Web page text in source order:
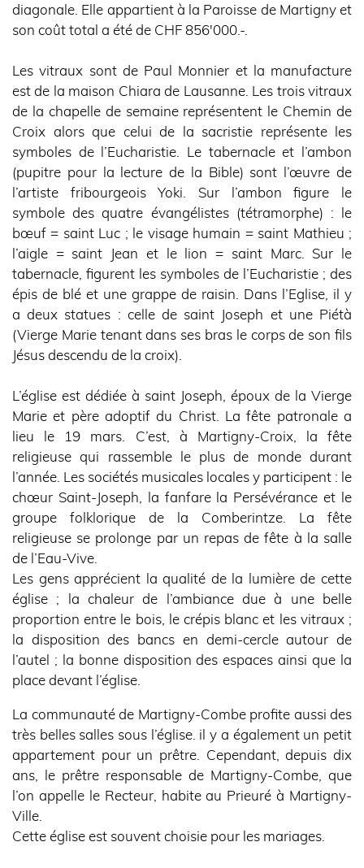
diagonale. Elle appartient à la Paroisse de Martigny et
son coût total a été de CHF 856'000.-.
Les vitraux sont de Paul Monnier et la manufacture
est de la maison Chiara de Lausanne. Les trois vitraux
de la chapelle de semaine représentent le Chemin de
Croix alors que celui de la sacristie représente les
symboles de l’Eucharistie. Le tabernacle et l’ambon
(pupitre pour la lecture de la Bible) sont l’œuvre de
l’artiste fribourgeois Yoki. Sur l’ambon figure le
symbole des quatre évangélistes (tétramorphe) : le
bœuf = saint Luc ; le visage humain = saint Mathieu ;
l’aigle = saint Jean et le lion = saint Marc. Sur le
tabernacle, figurent les symboles de l’Eucharistie ; des
épis de blé et une grappe de raisin. Dans l’Eglise, il y
a deux statues : celle de saint Joseph et une Piétà
(Vierge Marie tenant dans ses bras le corps de son fils
Jésus descendu de la croix).
L’église est dédiée à saint Joseph, époux de la Vierge
Marie et père adoptif du Christ. La fête patronale a
lieu le 19 mars. C’est, à Martigny-Croix, la fête
religieuse qui rassemble le plus de monde durant
l’année. Les sociétés musicales locales y participent : le
chœur Saint-Joseph, la fanfare la Persévérance et le
groupe folklorique de la Comberintze. La fête
religieuse se prolonge par un repas de fête à la salle
de l’Eau-Vive.
Les gens apprécient la qualité de la lumière de cette
église ; la chaleur de l’ambiance due à une belle
proportion entre le bois, le crépis blanc et les vitraux ;
la disposition des bancs en demi-cercle autour de
l’autel ; la bonne disposition des espaces ainsi que la
place devant l’église.
La communauté de Martigny-Combe profite aussi des
très belles salles sous l’église. il y a également un petit
appartement pour un prêtre. Cependant, depuis dix
ans, le prêtre responsable de Martigny-Combe, que
l’on appelle le Recteur, habite au Prieuré à Martigny-
Ville.
Cette église est souvent choisie pour les mariages.